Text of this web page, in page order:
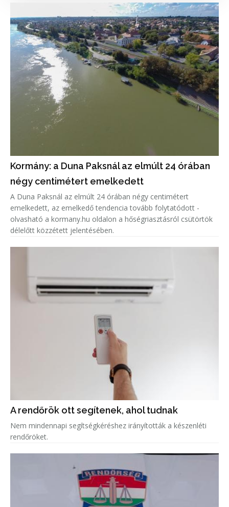
Kormány: a Duna Paksnál az elmúlt 24 órában
négy centimétert emelkedett
A Duna Paksnál az elmúlt 24 órában négy centimétert
emelkedett, az emelkedő tendencia tovább folytatódott -
olvasható a kormany.hu oldalon a hőségriasztásról csütörtök
délelőtt közzétett jelentésében.
A rendőrök ott segítenek, ahol tudnak
Nem mindennapi segítségkéréshez irányították a készenléti
rendőröket.